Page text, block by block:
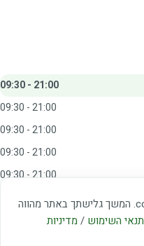
באתר זה נעשה שימוש בקבצי cookies. המשך גלישתך באתר מהווה
תנאי השימוש / מדיניות
09:30 - 21:00
09:30 - 21:00
09:30 - 21:00
09:30 - 21:00
09:30 - 21:00
09:00 - 15:00
20:00 - 23:00